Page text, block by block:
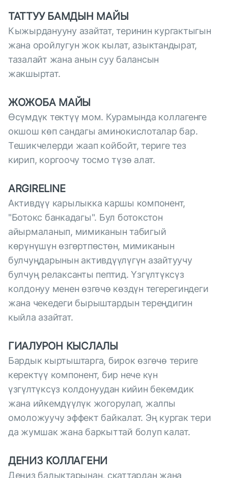
ТАТТУУ БАМДЫН МАЙЫ
Кыжырданууну азайтат, теринин кургактыгын
жана оройлугун жок кылат, азыктандырат,
тазалайт жана анын суу балансын
жакшыртат.
ЖОЖОБА МАЙЫ
Өсүмдүк тектүү мом. Курамында коллагенге
окшош көп сандагы аминокислоталар бар.
Тешикчелерди жаап койбойт, териге тез
кирип, коргоочу тосмо түзө алат.
ARGIRELINE
Активдүү карылыкка каршы компонент,
"Ботокс банкадагы". Бул ботокстон
айырмаланып, мимиканын табигый
көрүнүшүн өзгөртпөстөн, мимиканын
булчуңдарынын активдүүлүгүн азайтуучу
булчуң релаксанты пептид. Үзгүлтүксүз
колдонуу менен өзгөчө көздүн тегерегиндеги
жана чекедеги бырыштардын тереңдигин
кыйла азайтат.
ГИАЛУРОН КЫСЛАЛЫ
Бардык кыртыштарга, бирок өзгөчө териге
керектүү компонент, бир нече күн
үзгүлтүксүз колдонуудан кийин бекемдик
жана ийкемдүүлүк жогорулап, жалпы
омоложуучу эффект байкалат. Эң кургак тери
да жумшак жана баркыттай болуп калат.
ДЕНИЗ КОЛЛАГЕНИ
Деңиз балыктарынан, скаттардан жана